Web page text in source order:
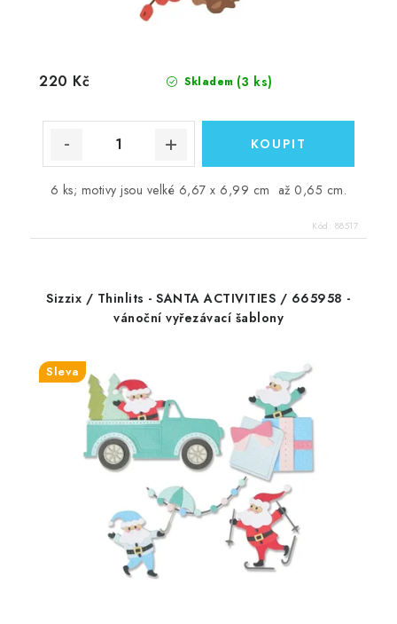
Skladem (3 ks)
220 Kč
6 ks; motivy jsou velké 6,67 x 6,99 cm až 0,65 cm.
Kód: 88517
Sizzix / Thinlits - SANTA ACTIVITIES / 665958 -
vánoční vyřezávací šablony
Sleva